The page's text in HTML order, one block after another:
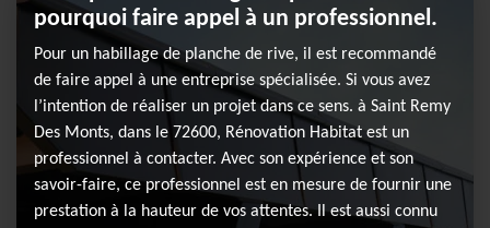
pourquoi faire appel à un professionnel.
Pour un habillage de planche de rive, il est recommandé
de faire appel à une entreprise spécialisée. Si vous avez
l’intention de réaliser un projet dans ce sens. à Saint Remy
Des Monts, dans le 72600, Rénovation Habitat est un
professionnel à contacter. Avec son expérience et son
savoir-faire, ce professionnel est en mesure de fournir une
prestation à la hauteur de vos attentes. Il est aussi connu